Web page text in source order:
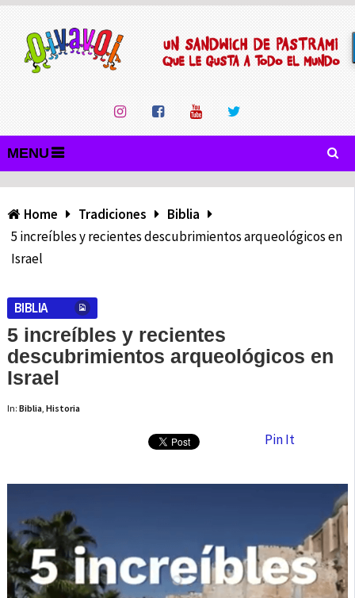
MENU
Home Tradiciones
Biblia
5 increíbles y recientes descubrimientos arqueológicos en
Israel
BIBLIA
5 increíbles y recientes
descubrimientos arqueológicos en
Israel
In: Biblia, Historia
Pin It